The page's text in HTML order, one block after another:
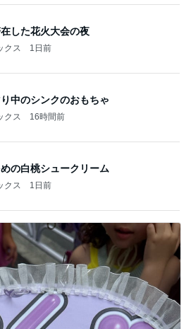
した花火大会の夜
クス 1日前
中のシンクのおもちゃ
クス 16時間前
の白桃シュークリーム
クス 1日前